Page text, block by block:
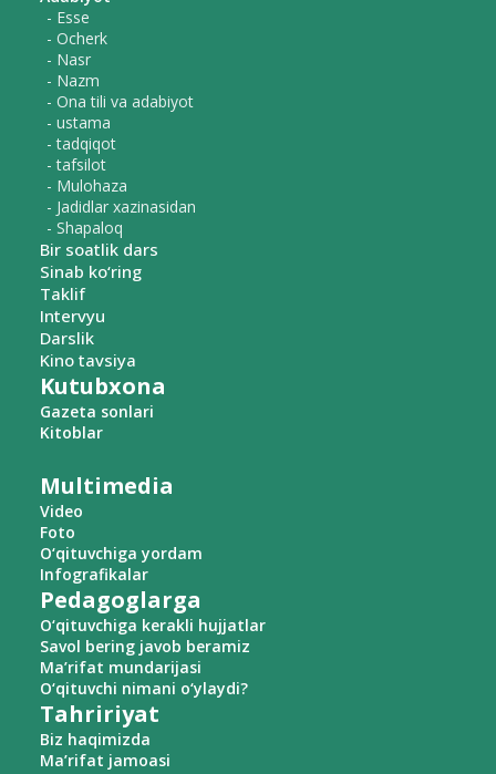
- Esse
- Ocherk
- Nasr
- Nazm
- Ona tili va adabiyot
- ustama
- tadqiqot
- tafsilot
- Mulohaza
- Jadidlar xazinasidan
- Shapaloq
Bir soatlik dars
Sinab ko‘ring
Taklif
Intervyu
Darslik
Kino tavsiya
Kutubxona
Gazeta sonlari
Kitoblar
Multimedia
Video
Foto
O‘qituvchiga yordam
Infografikalar
Pedagoglarga
O‘qituvchiga kerakli hujjatlar
Savol bering javob beramiz
Ma’rifat mundarijasi
O‘qituvchi nimani o‘ylaydi?
Tahririyat
Biz haqimizda
Ma’rifat jamoasi